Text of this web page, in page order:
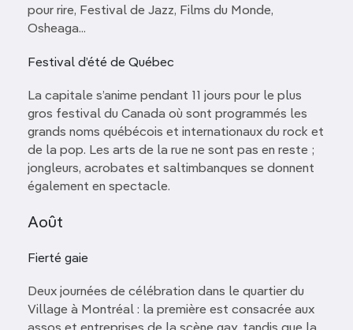
pour rire, Festival de Jazz, Films du Monde,
Osheaga...
Festival d’été de Québec
La capitale s’anime pendant 11 jours pour le plus
gros festival du Canada où sont programmés les
grands noms québécois et internationaux du rock et
de la pop. Les arts de la rue ne sont pas en reste ;
jongleurs, acrobates et saltimbanques se donnent
également en spectacle.
Août
Fierté gaie
Deux journées de célébration dans le quartier du
Village à Montréal : la première est consacrée aux